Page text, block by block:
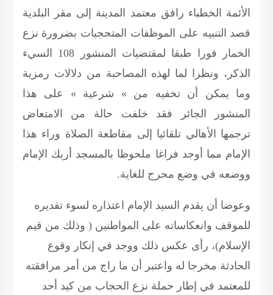
الأئمة الخطباء رافق معتمد المدينة إلى مقر البلدية
قصد التنبيه على الموظفات المتحجبات بضرورة نزع
الخمار فورا طبقا لمقتضيات المنشور 108 السيء
الذكر، ونظرا لما لهذه المصاحبة من دلالات رمزية
وما يمكن أن تخفيه من » شرعية » على هذا
المنشور الجائر فقد خلفت حالة من الامتعاض
ترجمها الأهالي تلقائيا إلى مقاطعة الصلاة وراء هذا
الإمام مما أوجد فراغا ملحوظا بالمسجد أربك الإمام
ووضعه في وضع محرج للغاية.
وعوضا أن يقدم السيد الإمام اعتذاره لسوء تقديره
للموقف وانعكاساته على المواطنين ( وذلك من قيم
الإسلام)، رأى عكس ذلك ووجد في إنكار وقوع
الحادثة مخرجا له واعتبر أن ما راج من أمر مرافقته
للمعتمد في إطار حملة نزع الحجاب من كيد أحد